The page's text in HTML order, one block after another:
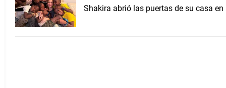
Shakira abrió las puertas de su casa